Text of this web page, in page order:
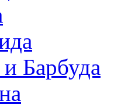
Барбуда